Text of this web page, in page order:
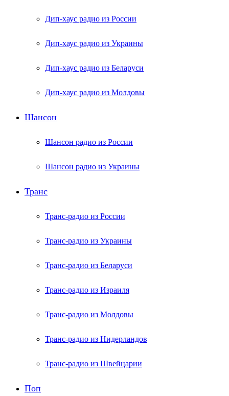
Дип-хаус радио из России
Дип-хаус радио из Украины
Дип-хаус радио из Беларуси
Дип-хаус радио из Молдовы
Шансон
Шансон радио из России
Шансон радио из Украины
Транс
Транс-радио из России
Транс-радио из Украины
Транс-радио из Беларуси
Транс-радио из Израиля
Транс-радио из Молдовы
Транс-радио из Нидерландов
Транс-радио из Швейцарии
Поп